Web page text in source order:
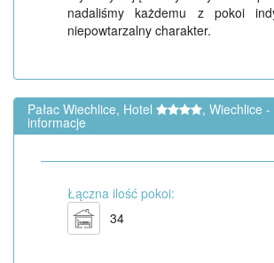
nadaliśmy każdemu z pokoi
niepowtarzalny charakter.
Pałac Wiechlice, Hotel , Wiechlice
informacje
Łączna ilość pokoi:
34